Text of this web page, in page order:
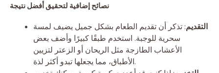
نصائح إضافية لتحقيق أفضل نتيجة
التقديم: تذكر أن تقديم الطعام بشكل جميل يضيف لمسة
سحرية للوجبة. استخدم طبقًا كبيرًا وأضف بعض
الأعشاب الطازجة مثل الريحان أو الزعتر لتزيين
الأطباق، مما يجعلها تبدو أكثر لذة.